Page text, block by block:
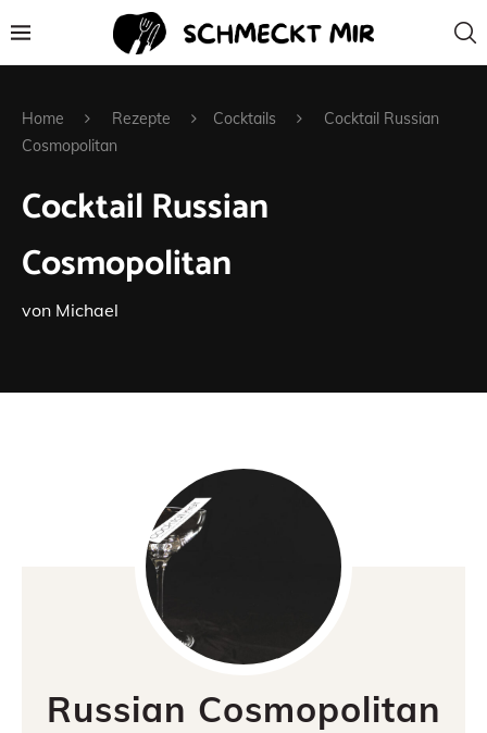
Home Rezepte Cocktails
Cocktail Russian
Cosmopolitan
Cocktail Russian
Cosmopolitan
von Michael
Russian Cosmopolitan